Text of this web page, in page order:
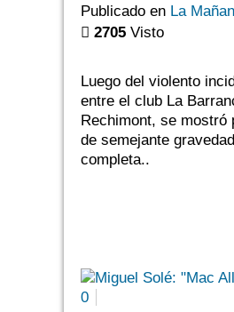
Publicado en La
2705 Visto
Luego del violento
entre el club La
Rechimont, se mostró
de semejante
completa..
0